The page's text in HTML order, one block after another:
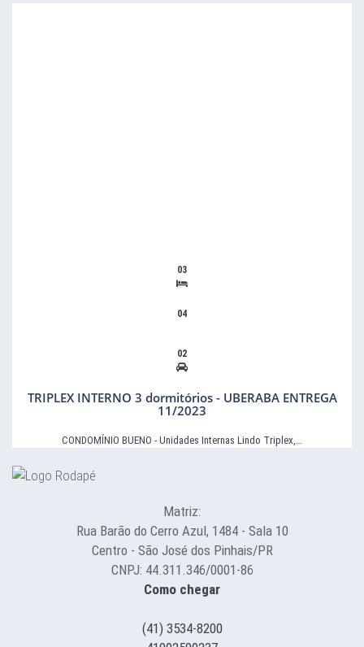
03
04
02
TRIPLEX INTERNO 3 dormitórios - UBERABA ENTREGA
11/2023
CONDOMÍNIO BUENO - Unidades Internas Lindo Triplex,…
Matriz:
Rua Barão do Cerro Azul, 1484 - Sala 10
Centro - São José dos Pinhais/PR
CNPJ: 44.311.346/0001-86
Como chegar
(41) 3534-8200